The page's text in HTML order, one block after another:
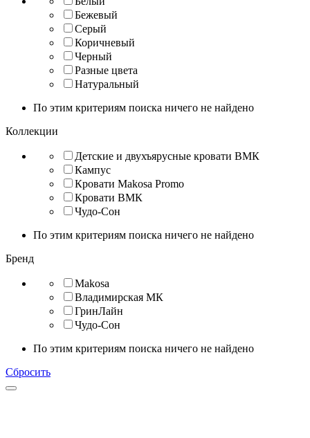
Бежевый
Серый
Коричневый
Черный
Разные цвета
Натуральный
По этим критериям поиска ничего не найдено
Коллекции
Детские и двухъярусные кровати ВМК
Кампус
Кровати Makosa Promo
Кровати ВМК
Чудо-Сон
По этим критериям поиска ничего не найдено
Бренд
Makosa
Владимирская МК
ГринЛайн
Чудо-Сон
По этим критериям поиска ничего не найдено
Сбросить